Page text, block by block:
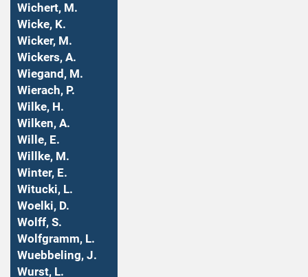
Wichert, M.
Wicke, K.
Wicker, M.
Wickers, A.
Wiegand, M.
Wierach, P.
Wilke, H.
Wilken, A.
Wille, E.
Willke, M.
Winter, E.
Witucki, L.
Woelki, D.
Wolff, S.
Wolfgramm, L.
Wuebbeling, J.
Wurst, L.